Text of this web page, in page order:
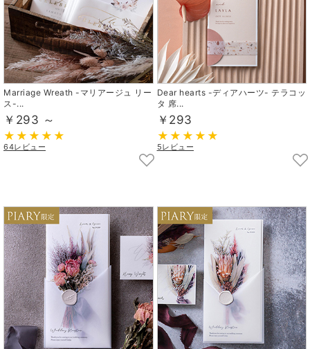
Marriage Wreath -マリアージュ リー
ス-...
￥293 ～
64レビュー
Dear hearts -ディアハーツ- テラコッ
タ 席...
￥293
5レビュー